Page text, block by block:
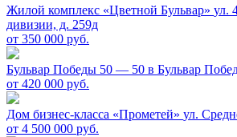
Жилой комплекс «Цветной Бульвар» ул.
дивизии, д. 259д
от 350 000 руб.
Бульвар Победы 50 — 50 в Бульвар
от 420 000 руб.
Дом бизнес-класса «Прометей» ул.
от 4 500 000 руб.